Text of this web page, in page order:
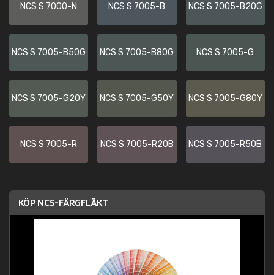
NCS S 7000-N NCS S 7005-B NCS S 7005-B20G
NCS S 7005-B50G NCS S 7005-B80G NCS S 7005-G
NCS S 7005-G20Y NCS S 7005-G50Y NCS S 7005-G80Y
NCS S 7005-R NCS S 7005-R20B NCS S 7005-R50B
KÖP NCS-FÄRGFLÄKT